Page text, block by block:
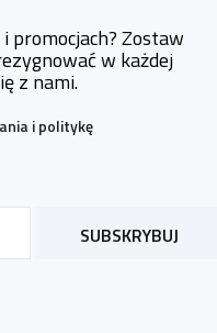
promocjach? Zostaw
w każdej
z nami.
ipolitykę